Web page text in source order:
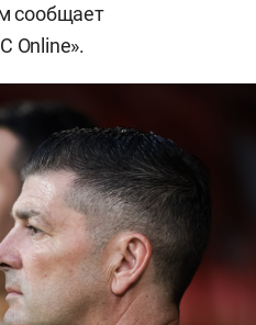
сообщает
Online».